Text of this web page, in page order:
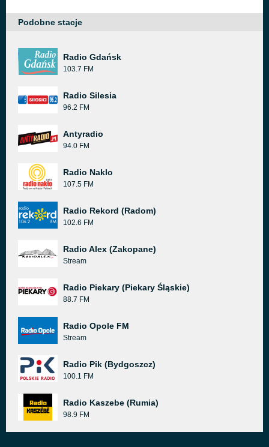
Podobne stacje
Radio Gdańsk
103.7 FM
Radio Silesia
96.2 FM
Antyradio
94.0 FM
Radio Naklo
107.5 FM
Radio Rekord (Radom)
102.6 FM
Radio Alex (Zakopane)
Stream
Radio Piekary (Piekary Śląskie)
88.7 FM
Radio Opole FM
Stream
Radio Pik (Bydgoszcz)
100.1 FM
Radio Kaszebe (Rumia)
98.9 FM